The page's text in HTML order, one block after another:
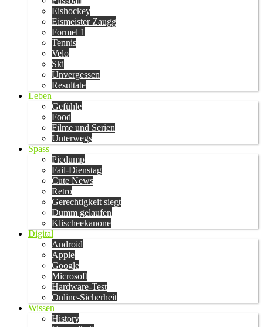
Eishockey
Eismeister Zaugg
Formel 1
Tennis
Velo
Ski
Unvergessen
Resultate
Leben
Gefühle
Food
Filme und Serien
Unterwegs
Spass
Picdump
Fail-Dienstag
Cute News
Retro
Gerechtigkeit siegt
Dumm gelaufen
Klischeekanone
Digital
Android
Apple
Google
Microsoft
Hardware-Test
Online-Sicherheit
Wissen
History